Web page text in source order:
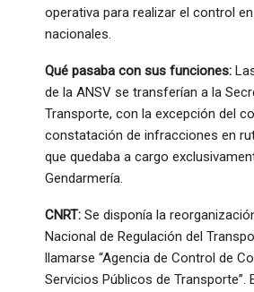
operativa para realizar el control
nacionales.
Qué pasaba con sus funciones:
de la ANSV se transferían a la
Transporte, con la excepción del
constatación de infracciones en
que quedaba a cargo
Gendarmería.
CNRT: Se disponía la
Nacional de Regulación del
llamarse “Agencia de Control de
Servicios Públicos de Transporte”.